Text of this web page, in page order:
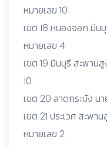
หมายเลข 10
เขต 18 หนองจอก มีน
หมายเลข 4
เขต 19 มีนบุรี สะพาน
10
เขต 20 ลาดกระบัง น
เขต 21 ประเวศ สะพ
หมายเลข 2